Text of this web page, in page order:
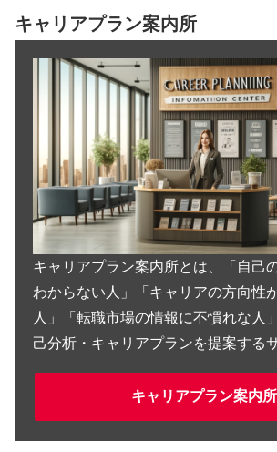
キャリアプラン案内所
キャリアプラン案内所とは、「自己
わからない人」「キャリアの方向性
人」「転職市場の情報に不慣れな人
己分析・キャリアプランを提案する
キャリアプラン案内所